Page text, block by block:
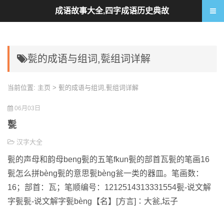
甏的成语与组词,甏组词详解
当前位置: 主页 > 甏的成语与组词,甏组词详解
06月03日
甏
汉字大全
甏的声母和韵母beng甏的五笔fkun甏的部首瓦甏的笔画16
甏怎么拼bèng甏的意思甏bèng瓮一类的器皿。笔画数：
16；部首：瓦；笔顺编号：1212514313331554甏-说文解
字甏甏-说文解字甏bèng【名】[方言]∶大瓮,坛子
成语故事大全,四字成语历史典故